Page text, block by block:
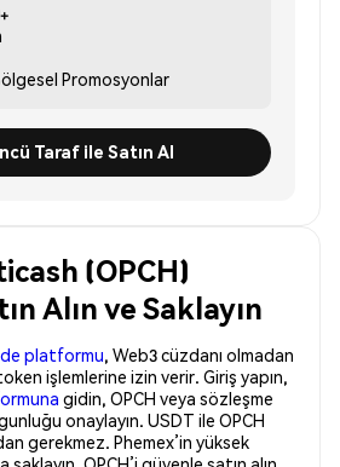
Promosyonlar
Taraf ile Satın Al
(OPCH)
Alın ve Saklayın
platformu, Web3 cüzdanı olmadan
işlemlerine izin verir. Giriş yapın,
gidin, OPCH veya sözleşme
onaylayın. USDT ile OPCH
gerekmez. Phemex’in yüksek